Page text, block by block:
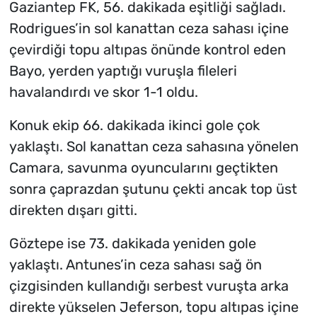
Gaziantep FK, 56. dakikada eşitliği sağladı.
Rodrigues’in sol kanattan ceza sahası içine
çevirdiği topu altıpas önünde kontrol eden
Bayo, yerden yaptığı vuruşla fileleri
havalandırdı ve skor 1-1 oldu.
Konuk ekip 66. dakikada ikinci gole çok
yaklaştı. Sol kanattan ceza sahasına yönelen
Camara, savunma oyuncularını geçtikten
sonra çaprazdan şutunu çekti ancak top üst
direkten dışarı gitti.
Göztepe ise 73. dakikada yeniden gole
yaklaştı. Antunes’in ceza sahası sağ ön
çizgisinden kullandığı serbest vuruşta arka
direkte yükselen Jeferson, topu altıpas içine